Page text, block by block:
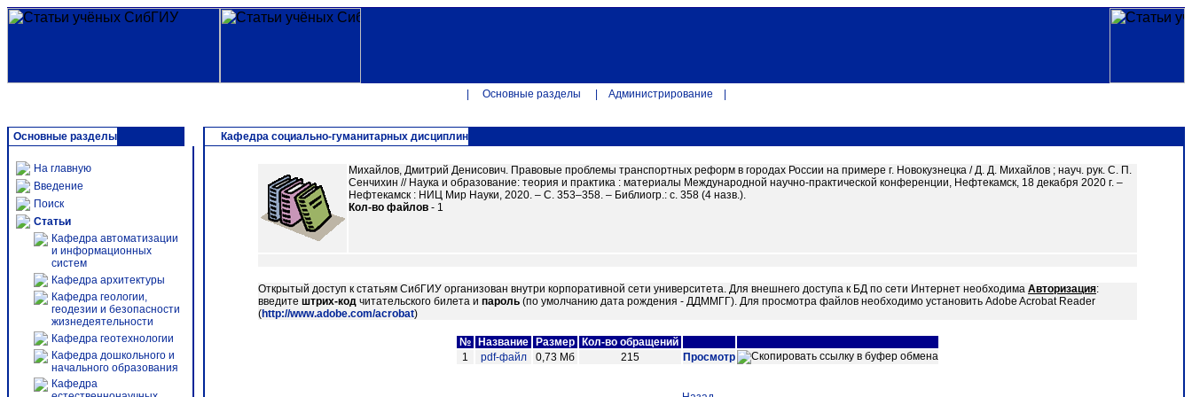
Основные разделы Администрирование
Основные разделы
На главную
Введение
Поиск
Статьи
Кафедра автоматизации
и информационных
систем
Кафедра архитектуры
Кафедра геологии,
геодезии и безопасности
жизнедеятельности
Кафедра геотехнологии
Кафедра дошкольного и
начального образования
Кафедра
Кафедра социально-гуманитарных дисциплин
Михайлов, Дмитрий Денисович. Правовые проблемы транспортных реформ в городах России на примере г. Новокузнецка / Д. Д. Михайлов ; науч. рук. С. П.
Сенчихин // Наука и образование: теория и практика : материалы Международной научно-практической конференции, Нефтекамск, 18 декабря 2020 г. –
Нефтекамск : НИЦ Мир Науки, 2020. – С. 353–358. – Библиогр.: с. 358 (4 назв.).
Кол-во файлов - 1
Открытый доступ к статьям СибГИУ организован внутри корпоративной сети университета. Для внешнего доступа к БД по сети Интернет необходима Авторизация:
введите штрих-код читательского билета и пароль (по умолчанию дата рождения - ДДММГГ). Для просмотра файлов необходимо установить Adobe Acrobat Reader
(http://www.adobe.com/acrobat)
№ Название Размер
Кол-во обращений
1
pdf-файл 0,73 Мб 215 Просмотр